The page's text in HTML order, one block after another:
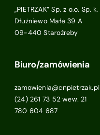
„PIETRZAK” Sp. z o.o. Sp. k.
Dłużniewo Małe 39 A
09-440 Staroźreby
Biuro/zamówienia
zamowienia@cnpietrzak.pl
(24) 261 73 52 wew. 21
780 604 687